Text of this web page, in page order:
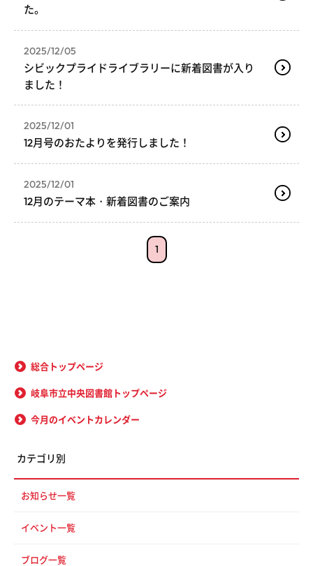
た。
2025/12/05
シビックプライドライブラリーに新着図書が入り
ました！
2025/12/01
12月号のおたよりを発行しました！
2025/12/01
12月のテーマ本・新着図書のご案内
1
総合トップページ
岐阜市立中央図書館トップページ
今月のイベントカレンダー
カテゴリ別
お知らせ一覧
イベント一覧
ブログ一覧